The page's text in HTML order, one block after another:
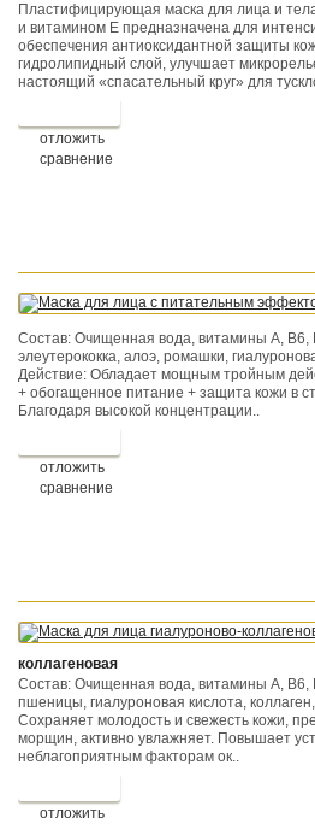
Пластифицирующая маска для лица и
и витамином Е предназначена для
обеспечения антиоксидантной защиты
гидролипидный слой, улучшает
настоящий «спасательный круг» для
отложить
сравнение
Состав: Очищенная вода, витамины A, B6,
элеутерококка, алоэ, ромашки,
Действие: Обладает мощным тройным
+ обогащенное питание + защита кожи в
Благодаря высокой концентрации..
отложить
сравнение
коллагеновая
Состав: Очищенная вода, витамины A, B6,
пшеницы, гиалуроновая кислота,
Сохраняет молодость и свежесть кожи,
морщин, активно увлажняет. Повышает
неблагоприятным факторам ок..
отложить